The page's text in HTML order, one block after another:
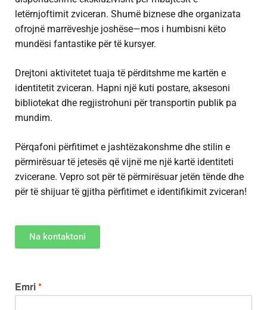
letërnjoftimit zviceran. Shumë biznese dhe organizata
ofrojnë marrëveshje joshëse—mos i humbisni këto
mundësi fantastike për të kursyer.
Drejtoni aktivitetet tuaja të përditshme me kartën e
identitetit zviceran. Hapni një kuti postare, aksesoni
bibliotekat dhe regjistrohuni për transportin publik pa
mundim.
Përqafoni përfitimet e jashtëzakonshme dhe stilin e
përmirësuar të jetesës që vijnë me një kartë identiteti
zvicerane. Vepro sot për të përmirësuar jetën tënde dhe
për të shijuar të gjitha përfitimet e identifikimit zviceran!
Na kontaktoni
Emri*